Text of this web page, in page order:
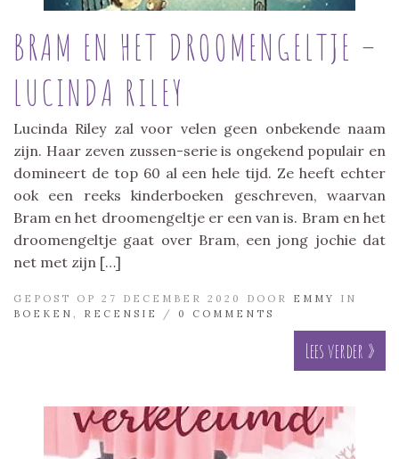
BRAM EN HET DROOMENGELTJE –
LUCINDA RILEY
Lucinda Riley zal voor velen geen onbekende naam
zijn. Haar zeven zussen-serie is ongekend populair en
domineert de top 60 al een hele tijd. Ze heeft echter
ook een reeks kinderboeken geschreven, waarvan
Bram en het droomengeltje er een van is. Bram en het
droomengeltje gaat over Bram, een jong jochie dat
net met zijn […]
GEPOST OP 27 DECEMBER 2020 DOOR EMMY
IN
BOEKEN
RECENSIE / 0 COMMENTS
Lees verder »